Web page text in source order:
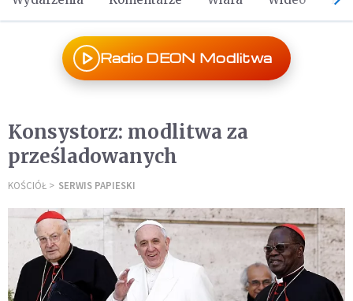
Radio DEON Modlitwa
Konsystorz: modlitwa za
prześladowanych
KOŚCIÓŁ SERWIS PAPIESKI